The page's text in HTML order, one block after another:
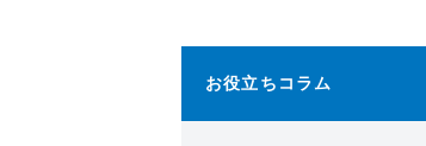
お役立ちコラム